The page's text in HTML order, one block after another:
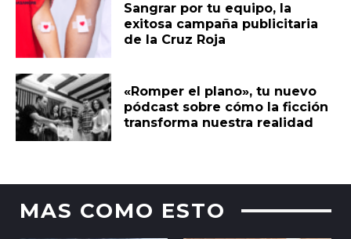
Sangrar por tu equipo, la
exitosa campaña publicitaria
de la Cruz Roja
«Romper el plano», tu nuevo
pódcast sobre cómo la ficción
transforma nuestra realidad
MAS COMO ESTO